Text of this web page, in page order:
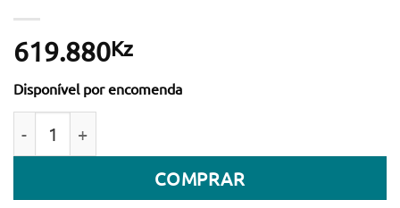
619.880Kz
Disponível por encomenda
COMPRAR